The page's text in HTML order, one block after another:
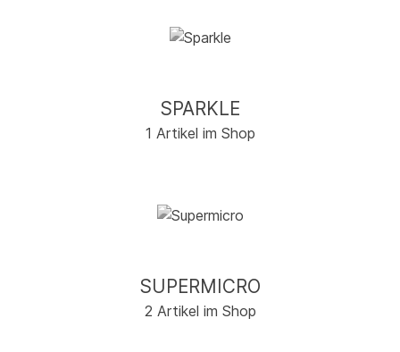
SPARKLE
1 Artikel im Shop
SUPERMICRO
2 Artikel im Shop